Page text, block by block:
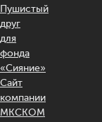
Пушистый
друг
для
фонда
«Сияние»
Сайт
компании
МКСКОМ